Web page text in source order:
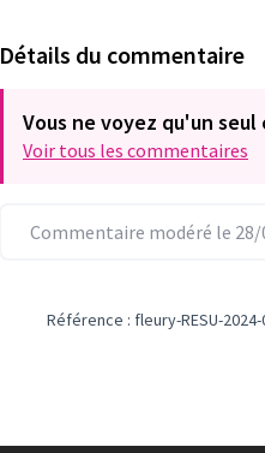
Détails du commentaire
Vous ne voyez qu'un
Voir tous les commentaires
Commentaire modéré le 28/
Référence : fleury-RESU-2024-